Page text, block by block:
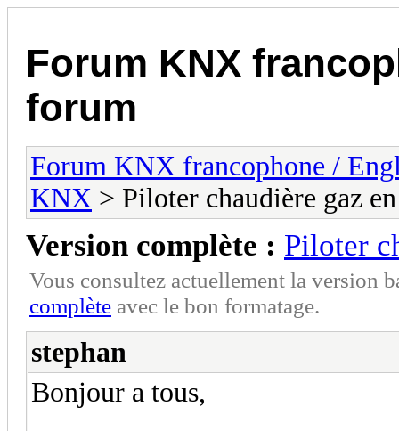
Forum KNX
forum
Forum KNX francophone /
KNX > Piloter chaudière gaz
Version complète : Piloter
Vous consultez actuellement la version
complète avec le bon formatage.
stephan
Bonjour a tous,